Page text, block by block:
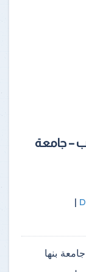
– جامعة
|
بنها